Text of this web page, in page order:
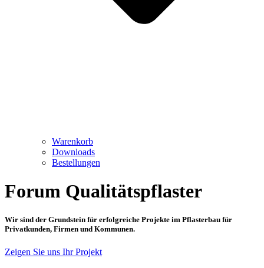
Warenkorb
Downloads
Bestellungen
Forum Qualitätspflaster
Wir sind der Grundstein für erfolgreiche Projekte im Pflasterbau für
Privatkunden, Firmen und Kommunen.
Zeigen Sie uns Ihr Projekt